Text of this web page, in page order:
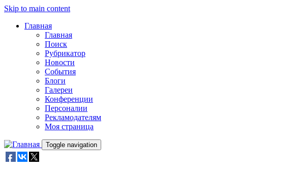
Skip to main content
Главная
Главная
Поиск
Рубрикатор
Новости
События
Блоги
Галереи
Конференции
Персоналии
Рекламодателям
Моя страница
Toggle navigation